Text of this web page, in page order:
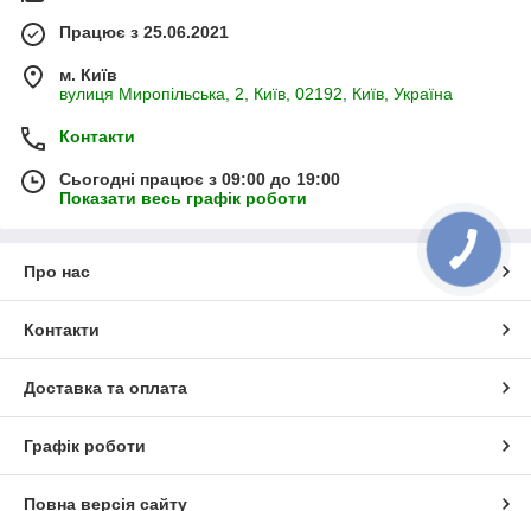
Працює з 25.06.2021
м. Київ
вулиця Миропільська, 2, Київ, 02192, Київ, Україна
Контакти
Сьогодні працює з 09:00 до 19:00
Показати весь графік роботи
Про нас
Контакти
Доставка та оплата
Графік роботи
Повна версія сайту